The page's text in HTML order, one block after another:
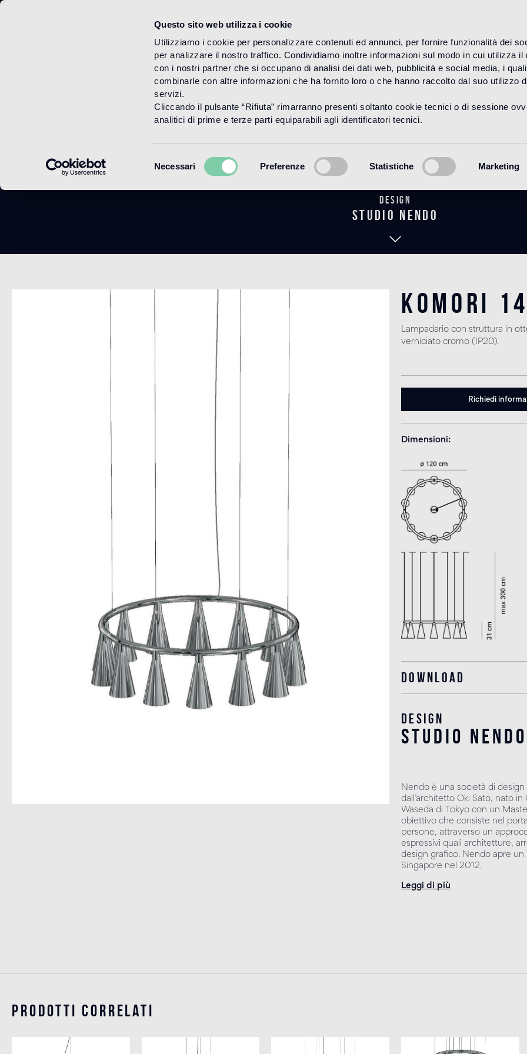
Questo sito web utilizza i cookie
Utilizziamo i cookie per personalizzare contenuti ed annunci, per fornire funzionalità dei
per analizzare il nostro traffico. Condividiamo inoltre informazioni sul modo in cui utilizza il
con i nostri partner che si occupano di analisi dei dati web, pubblicità e social media, i
combinarle con altre informazioni che ha fornito loro o che hanno raccolto dal suo utilizzo
servizi.
Cliccando il pulsante “Rifiuta” rimarranno presenti soltanto cookie tecnici o di sessione
analitici di prime e terze parti equiparabili agli identificatori tecnici.
del
Necessari Preferenze Statistiche Marketing
HOME PRODOTTI BAGNO THE NENDO COLLECTION
Komori 14
Design
studio nendo
Komori 14
Lampadario con struttura in
verniciato cromo (IP20).
Richiedi
Dimensioni
Download
Design
studio nendo
Nendo è una società di
dall’architetto Oki Sato, nato in
Waseda di Tokyo con un
obiettivo che consiste nel
persone, attraverso un
espressivi quali architetture,
design grafico. Nendo apre
Singapore nel 2012.
Leggi di più
Prodotti Correlati